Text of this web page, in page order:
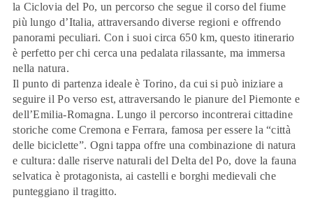
la Ciclovia del Po, un percorso che segue il corso del fiume
più lungo d’Italia, attraversando diverse regioni e offrendo
panorami peculiari. Con i suoi circa 650 km, questo itinerario
è perfetto per chi cerca una pedalata rilassante, ma immersa
nella natura.
Il punto di partenza ideale è Torino, da cui si può iniziare a
seguire il Po verso est, attraversando le pianure delPiemonte e
dell’Emilia-Romagna. Lungo il percorso incontrerai cittadine
storiche come Cremona e Ferrara, famosa per essere la “città
delle biciclette”. Ogni tappa offre una combinazione di natura
e cultura: dalle riserve naturali del Delta del Po, dove la fauna
selvatica è protagonista, ai castelli e borghi medievali che
punteggiano il tragitto.